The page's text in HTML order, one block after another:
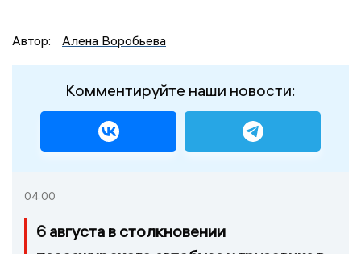
Автор: Алена Воробьева
Комментируйте наши новости:
04:00
6 августа в столкновении